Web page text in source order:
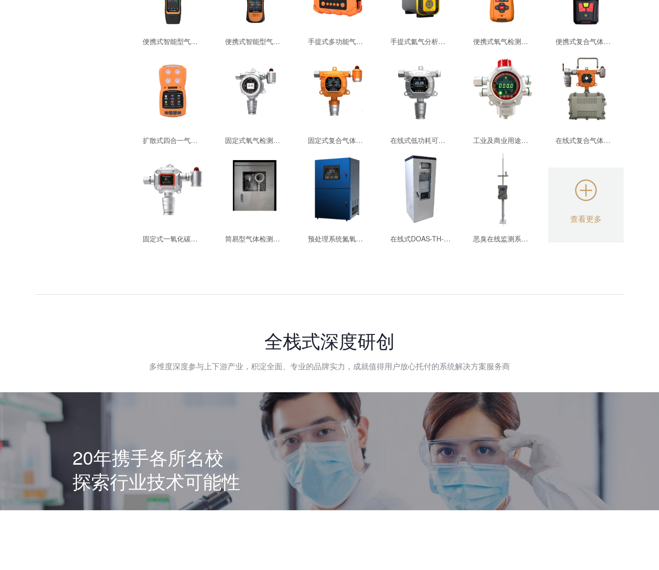
便携式智能型气体检测仪 MS600-S2-54 便携式智能型气体检测仪 BTYQ-MS600-S1-54 手提式多功能气体分析仪BTYQ-PTM600-S-54 手提式氦气分析仪 PTM600-He-54 便携式氧气检测仪（工业级）BTYQ-MS600-54 便携式复合气体检测报警仪 BTYQ-MS400(CO、H2S、O2、Ex)-54
扩散式四合一气体检测仪BTYQ-MS104K-54 固定式氧气检测仪 GTYQ-MIC-500S-O2-54 固定式复合气体检测报警仪GTYQ-MIC-600-54 在线式低功耗可燃气体报警器MIC-600-L-Ex-54 工业及商业用途点型可燃气体探测器GTYQ-MIC-300S-54 在线式复合气体检测报警仪 MIC-600-S（CO、H2S、O2、Ex）-54
固定式一氧化碳气体检测仪GTYQ-MIC-300-CO-54 简易型气体检测系统（含MIC-500S检测仪）TH-1000B-54 预处理系统氮氧化物在线监测系统 TH-2000-C-54 在线式DOAS-TH-3000-硫化氢 差分紫外光谱分析仪-54 恶臭在线监测系统 TH-2000-OU-54
查看更多
全栈式深度研创
多维度深度参与上下游产业，积淀全面、专业的品牌实力，成就值得用户放心托付的系统解决方案服务商
20年携手各所名校
探索行业技术可能性